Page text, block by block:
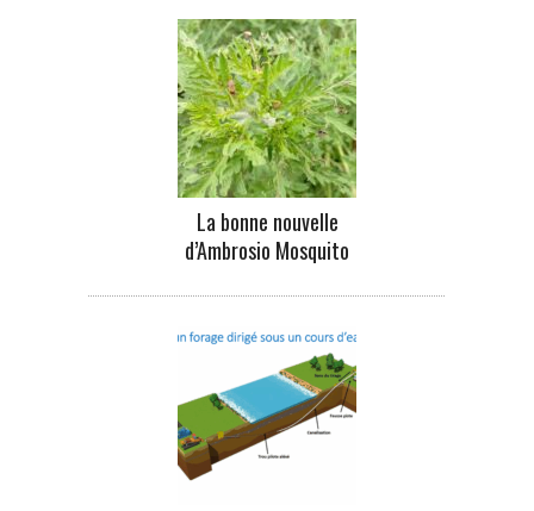
La bonne nouvelle
d’Ambrosio Mosquito